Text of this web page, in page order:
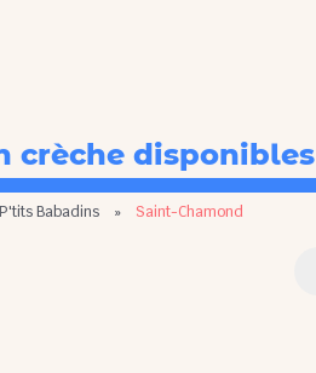
crèche disponibles
Babadins » Saint-Chamond